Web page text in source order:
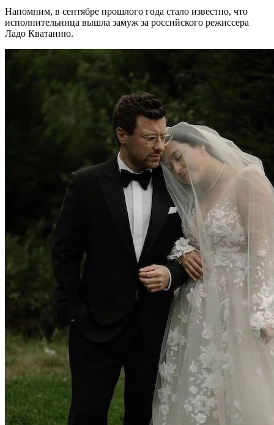
Напомним, в сентябре прошлого года стало известно, что
исполнительница вышла замуж за российского режиссера
Ладо Кватанию.